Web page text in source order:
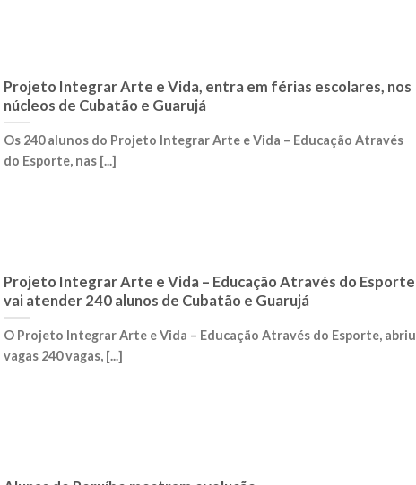
Projeto Integrar Arte e Vida, entra em férias escolares, nos
núcleos de Cubatão e Guarujá
Os 240 alunos do Projeto Integrar Arte e Vida – Educação Através
do Esporte, nas [...]
Projeto Integrar Arte e Vida – Educação Através do Esporte
vai atender 240 alunos de Cubatão e Guarujá
O Projeto Integrar Arte e Vida – Educação Através do Esporte, abriu
vagas 240 vagas, [...]